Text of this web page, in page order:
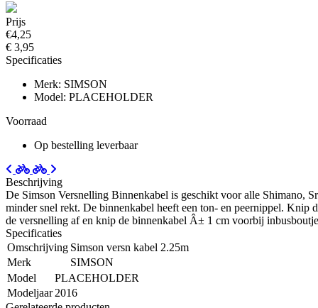
Prijs
€4,25
€ 3,95
Specificaties
Merk: SIMSON
Model: PLACEHOLDER
Voorraad
Op bestelling leverbaar
Beschrijving
De Simson Versnelling Binnenkabel is geschikt voor alle Shimano,
minder snel rekt. De binnenkabel heeft een ton- en peernippel. Knip
de versnelling af en knip de binnenkabel Â± 1 cm voorbij
Specificaties
Omschrijving Simson versn kabel 2.25m
Merk
SIMSON
Model
PLACEHOLDER
Modeljaar 2016